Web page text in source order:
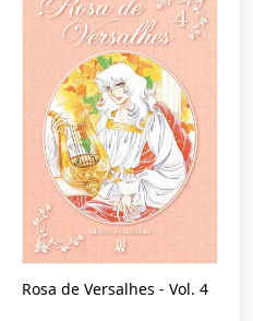
Rosa de Versalhes - Vol. 4